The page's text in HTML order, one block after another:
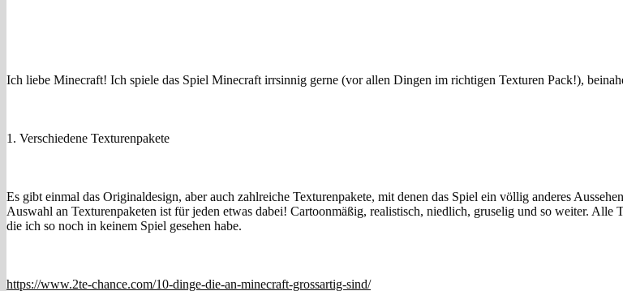
Ich liebe Minecraft! Ich spiele das Spiel Minecraft irrsinnig gerne (vor allen Dingen im richtigen Texturen Pack!),
1. Verschiedene Texturenpakete
Es gibt einmal das Originaldesign, aber auch zahlreiche Texturenpakete, mit denen das Spiel ein völlig anderes
Auswahl an Texturenpaketen ist für jeden etwas dabei! Cartoonmäßig, realistisch, niedlich, gruselig und so weiter.
die ich so noch in keinem Spiel gesehen habe.
https://www.2te-chance.com/10-dinge-die-an-minecraft-grossartig-sind/